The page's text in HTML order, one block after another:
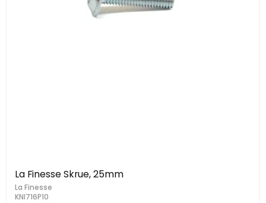
La Finesse Skrue, 25mm
La Finesse
KNI716P10